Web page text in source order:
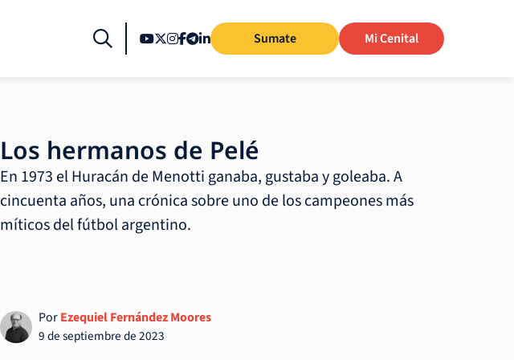
Sumate Mi Cenital
Los hermanos de Pelé
En 1973 el Huracán de Menotti ganaba, gustaba y goleaba. A
cincuenta años, una crónica sobre uno de los campeones más
míticos del fútbol argentino.
PorEzequiel Fernández Moores
9 de septiembre de 2023